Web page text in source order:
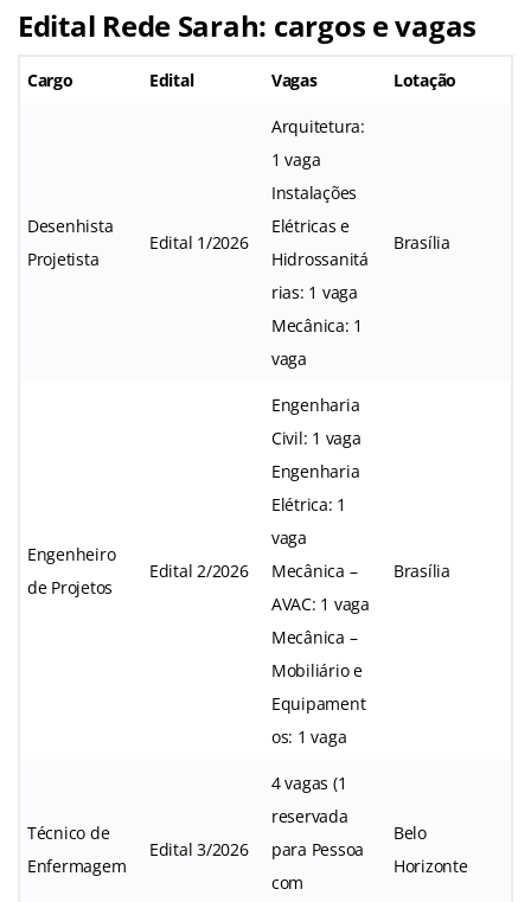
Edital Rede Sarah: cargos e vagas
Cargo Edital Vagas Lotação
Desenhista
Projetista
Edital 1/2026
Arquitetura:
1 vaga
Instalações
Elétricas e
Hidrossanitá
rias: 1 vaga
Mecânica: 1
vaga
Brasília
Engenheiro
de Projetos
Edital 2/2026
Engenharia
Civil: 1 vaga
Engenharia
Elétrica: 1
vaga
Mecânica –
AVAC: 1 vaga
Mecânica –
Mobiliário e
Equipament
os: 1 vaga
Brasília
Técnico de
Enfermagem
Edital 3/2026
4 vagas (1
reservada
para Pessoa
com
Belo
Horizonte